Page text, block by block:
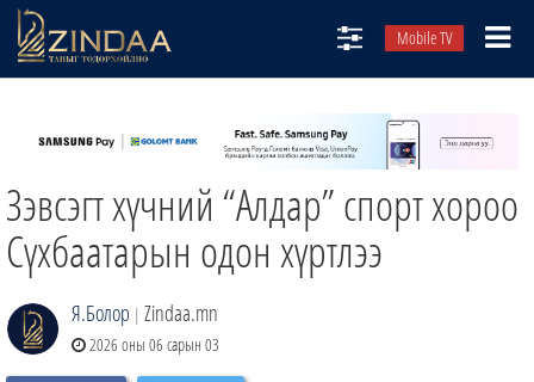
Mobile TV
ТВ8
ӨГЛӨӨНИЙ СОНИН
АУДИО ЗОХИОЛ
ЗИНДАА СЭТГҮҮЛ
Зэвсэгт хүчний “Алдар” спорт хороо
Сүхбаатарын одон хүртлээ
Я.Болор | Zindaa.mn
2026 оны 06 сарын 03